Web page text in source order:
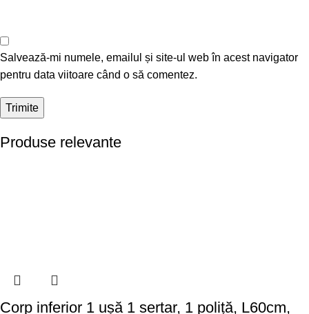
Salvează-mi numele, emailul și site-ul web în acest navigator
pentru data viitoare când o să comentez.
Produse relevante
Corp inferior 1 ușă 1 sertar, 1 poliță, L60cm,